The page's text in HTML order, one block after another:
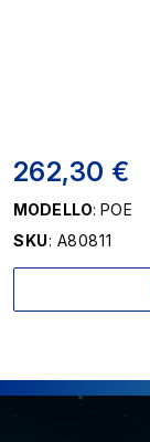
262,30 €
MODELLO: POE
SKU: A80811